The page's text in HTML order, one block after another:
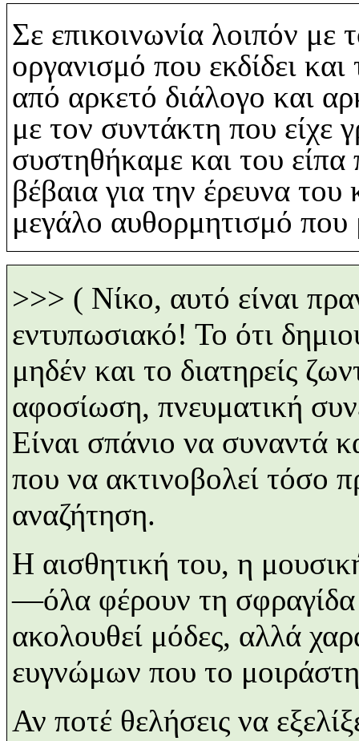
Σε επικοινωνία λοιπόν με
οργανισμό που εκδίδει
από αρκετό διάλογο και
με τον συντάκτη που είχε
συστηθήκαμε και του είπα
βέβαια για την έρευνα
μεγάλο αυθορμητισμό
>>> ( Νίκο, αυτό είναι
εντυπωσιακό! Το ότι
μηδέν και το διατηρείς
αφοσίωση, πνευματική
Είναι σπάνιο να συναντά
που να ακτινοβολεί τόσο
αναζήτηση.
Η αισθητική του, η
—όλα φέρουν τη σφραγίδα
ακολουθεί μόδες, αλλά
ευγνώμων που το
Αν ποτέ θελήσεις να